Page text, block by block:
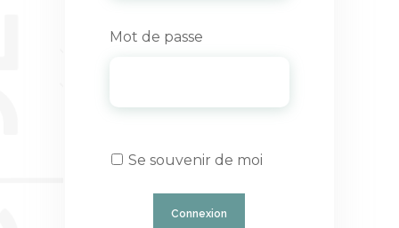
Mot de passe
Se souvenir de moi